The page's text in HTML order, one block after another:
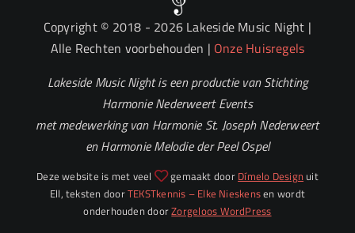
Copyright © 2018 - 2026 Lakeside Music Night |
Alle Rechten voorbehouden | Onze Huisregels
Lakeside Music Night is een productie van Stichting
Harmonie Nederweert Events
met medewerking van Harmonie St. Joseph Nederweert
en Harmonie Melodie der Peel Ospel
Deze website is met veel gemaakt door Dímelo Designuit
Ell, teksten doorTEKSTkennis – Elke Nieskensen wordt
onderhouden doorZorgeloos WordPress